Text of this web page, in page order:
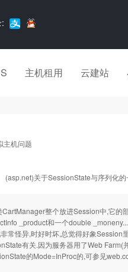
主机租用 云建站
机问题
(asp.net)关于SessionState与序列化的
整个放进Session中,它
_product和一个double
常怪异,时好时坏,总觉得好象Session
有关.因为服务器用了Web Farm(
的Mode=InProc的,可参见